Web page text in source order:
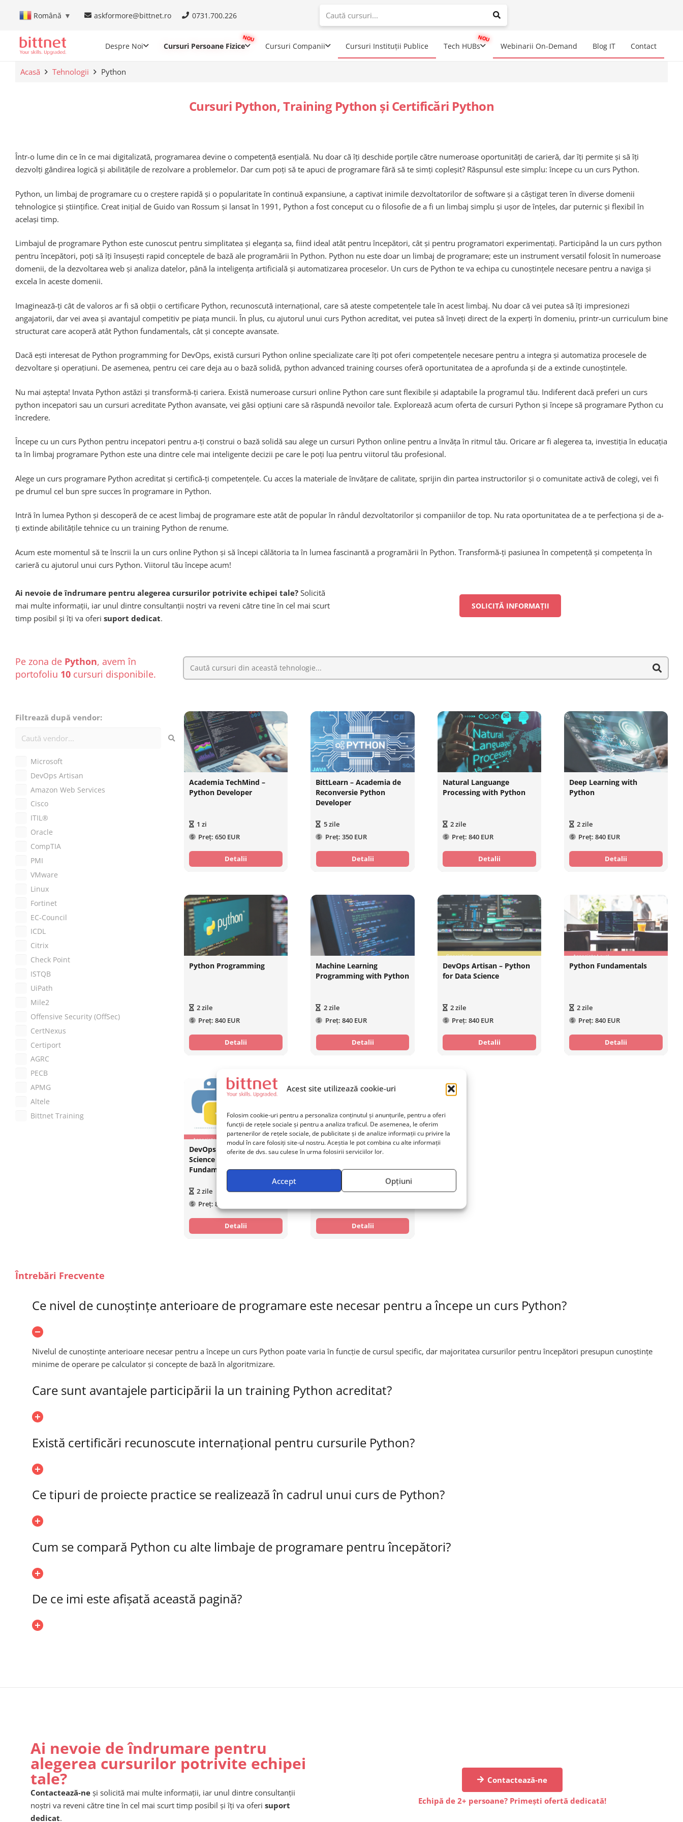
Acest site utilizează cookie-uri
Folosim cookie-uri pentru a personaliza conținutul și anunțurile, pentru a oferi
funcții de rețele sociale și pentru a analiza traficul. De asemenea, le oferim
partenerilor de rețele sociale, de publicitate și de analize informații cu privire la
modul în care folosiți site-ul nostru. Aceștia le pot combina cu alte informații
oferite de dvs. sau culese în urma folosirii serviciilor lor.
Accept Opțiuni
Română ▼ askformore@bittnet.ro 0731.700.226
When autocomplete results are available use up and down arrows to
Despre Noi Cursuri Persoane Fizice Cursuri Companii Cursuri Instituții Publice Tech HUBs Webinarii On-Demand Blog IT Contact
Acasă Tehnologii Python
Cursuri Python, Training Python și Certificări Python
Într-o lume din ce în ce mai digitalizată, programarea devine o competență esențială. Nu doar că îți deschide porțile către numeroase oportunități de carieră, dar îți permite și să îți
dezvolți gândirea logică și abilitățile de rezolvare a problemelor. Dar cum poți să te apuci de programare fără să te simți copleșit? Răspunsul este simplu: începe cu un curs Python.
Python, un limbaj de programare cu o creștere rapidă și o popularitate în continuă expansiune, a captivat inimile dezvoltatorilor de software și a câștigat teren în diverse domenii
tehnologice și științifice. Creat inițial de Guido van Rossum și lansat în 1991, Python a fost conceput cu o filosofie de a fi un limbaj simplu și ușor de înțeles, dar puternic și flexibil în
același timp.
Limbajul de programare Python este cunoscut pentru simplitatea și eleganța sa, fiind ideal atât pentru începători, cât și pentru programatori experimentați. Participând la un curs python
pentru începători, poți să îți însușești rapid conceptele de bază ale programării în Python. Python nu este doar un limbaj de programare; este un instrument versatil folosit în numeroase
domenii, de la dezvoltarea web și analiza datelor, până la inteligența artificială și automatizarea proceselor. Un curs de Python te va echipa cu cunoștințele necesare pentru a naviga și
excela în aceste domenii.
Imaginează-ți cât de valoros ar fi să obții o certificare Python, recunoscută internațional, care să ateste competențele tale în acest limbaj. Nu doar că vei putea să îți impresionezi
angajatorii, dar vei avea și avantajul competitiv pe piața muncii. În plus, cu ajutorul unui curs Python acreditat, vei putea să înveți direct de la experți în domeniu, printr-un curriculum bine
structurat care acoperă atât Python fundamentals, cât și concepte avansate.
Dacă ești interesat de Python programming for DevOps, există cursuri Python online specializate care îți pot oferi competențele necesare pentru a integra și automatiza procesele de
dezvoltare și operațiuni. De asemenea, pentru cei care deja au o bază solidă, python advanced training courses oferă oportunitatea de a aprofunda și de a extinde cunoștințele.
Nu mai aștepta! Invata Python astăzi și transformă-ți cariera. Există numeroase cursuri online Python care sunt flexibile și adaptabile la programul tău. Indiferent dacă preferi un curs
python incepatori sau un cursuri acreditate Python avansate, vei găsi opțiuni care să răspundă nevoilor tale. Explorează acum oferta de cursuri Python și începe să programare Python cu
încredere.
Începe cu un curs Python pentru incepatori pentru a-ți construi o bază solidă sau alege un cursuri Python online pentru a învăța în ritmul tău. Oricare ar fi alegerea ta, investiția în educația
ta în limbaj programare Python este una dintre cele mai inteligente decizii pe care le poți lua pentru viitorul tău profesional.
Alege un curs programare Python acreditat și certifică-ți competențele. Cu acces la materiale de învățare de calitate, sprijin din partea instructorilor și o comunitate activă de colegi, vei fi
pe drumul cel bun spre succes în programare in Python.
Intră în lumea Python și descoperă de ce acest limbaj de programare este atât de popular în rândul dezvoltatorilor și companiilor de top. Nu rata oportunitatea de a te perfecționa și de a-
ți extinde abilitățile tehnice cu un training Python de renume.
Acum este momentul să te înscrii la un curs online Python și să începi călătoria ta în lumea fascinantă a programării în Python. Transformă-ți pasiunea în competență și competența în
carieră cu ajutorul unui curs Python. Viitorul tău începe acum!
Ai nevoie de îndrumare pentru alegerea cursurilor potrivite echipei tale? Solicită
mai multe informații, iar unul dintre consultanții noștri va reveni către tine în cel mai scurt
timp posibil și îți va oferi suport dedicat.
SOLICITĂ INFORMAȚII
Pe zona de Python, avem în
portofoliu 10 cursuri disponibile.
Filtrează după vendor:
Microsoft
DevOps Artisan
Amazon Web Services
Cisco
ITIL®
Oracle
CompTIA
PMI
VMware
Linux
Fortinet
EC-Council
ICDL
Citrix
Check Point
ISTQB
UiPath
Mile2
Offensive Security (OffSec)
CertNexus
Certiport
AGRC
PECB
APMG
Altele
Bittnet Training
Academia TechMind –
Python Developer
1 zi
Preț:650 EUR
Detalii
BittLearn – Academia de
Reconversie Python
Developer
5zile
Preț: 350 EUR
Detalii
Natural Languange
Processing with Python
2zile
Preț: 840 EUR
Detalii
Deep Learning with
Python
2zile
Preț: 840 EUR
Detalii
Python Programming
2zile
Preț:840 EUR
Detalii
Machine Learning
Programming with Python
2zile
Preț: 840 EUR
Detalii
DevOps Artisan – Python
for Data Science
2zile
Preț: 840 EUR
Detalii
Python Fundamentals
2zile
Preț: 840 EUR
Detalii
DevOps Artisan – Data
Science in Python​
Fundamentals
2zile
Preț:840 EUR
Detalii
DevOps Artisan –
Data Science
Customzile
Detalii
Întrebări Frecvente
Ce nivel de cunoștințe anterioare de programare este necesar pentru a începe un curs Python?
Nivelul de cunoștințe anterioare necesar pentru a începe un curs Python poate varia în funcție de cursul specific, dar majoritatea cursurilor pentru începători presupun cunoștințe
minime de operare pe calculator și concepte de bază în algoritmizare.
Care sunt avantajele participării la un training Python acreditat?
Există certificări recunoscute internațional pentru cursurile Python?
Ce tipuri de proiecte practice se realizează în cadrul unui curs de Python?
Cum se compară Python cu alte limbaje de programare pentru începători?
De ce imi este afișată această pagină?
Ai nevoie de îndrumare pentru
alegerea cursurilor potrivite echipei
tale?
Contactează-ne și solicită mai multe informații, iar unul dintre consultanții
noștri va reveni către tine în cel mai scurt timp posibil și îți va oferi suport
dedicat.
Contactează-ne
Echipă de 2+ persoane? Primești ofertă dedicată!